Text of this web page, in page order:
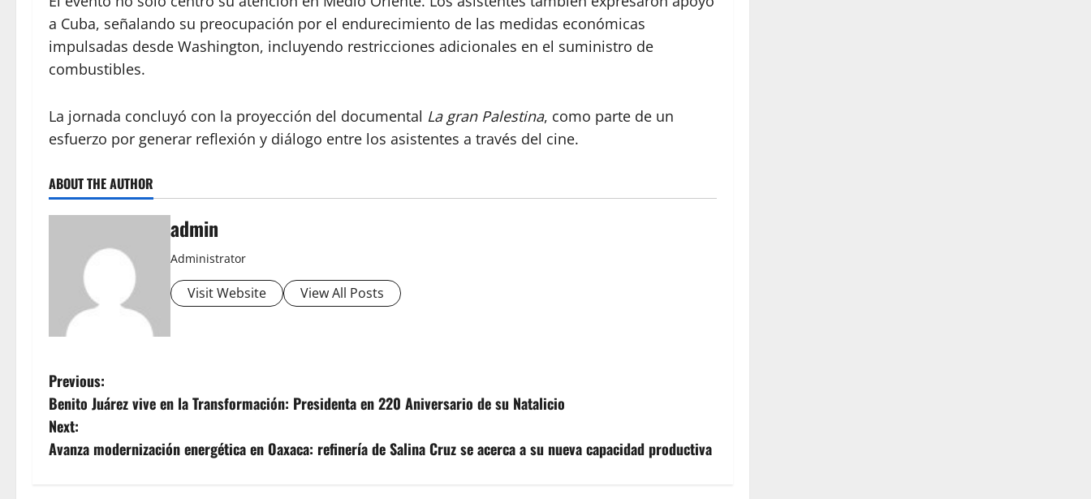
a Cuba, señalando su preocupación por el endurecimiento de las medidas económicas
impulsadas desde Washington, incluyendo restricciones adicionales en el suministro de
combustibles.
La jornada concluyó con la proyección del documental La gran Palestina, como parte de un
esfuerzo por generar reflexión y diálogo entre los asistentes a través del cine.
ABOUT THE AUTHOR
admin
Administrator
Visit Website View All Posts
P
o
s
Previous:
Benito Juárez vive en la Transformación: Presidenta en 220 Aniversario de su Natalicio
Next:
Avanza modernización energética en Oaxaca: refinería de Salina Cruz se acerca a su nueva capacidad productiva